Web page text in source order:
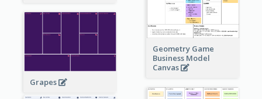
Geometry Game
Business Model
Canvas
Grapes